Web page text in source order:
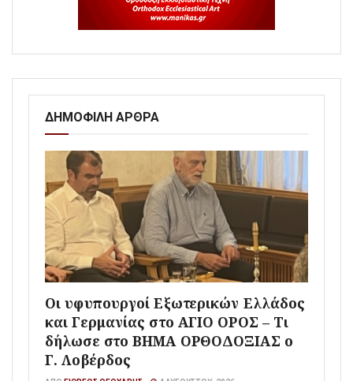
ΔΗΜΟΦΙΛΗ ΑΡΘΡΑ
Οι υφυπουργοί Εξωτερικών Ελλάδος
και Γερμανίας στο ΑΓΙΟ ΟΡΟΣ – Τι
δήλωσε στο ΒΗΜΑ ΟΡΘΟΔΟΞΙΑΣ ο
Γ. Λοβέρδος